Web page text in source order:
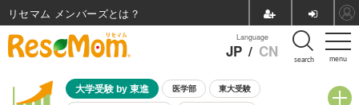
menu
Language
JP / CN search
大学受験 by 東進 医学部 東大受験
リセマム メンバーズ